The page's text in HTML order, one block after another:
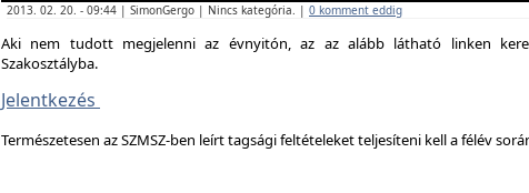
2013. 02. 20. - 09:44 | SimonGergo | Nincs kategória. | 0 komment eddig
Aki nem tudott megjelenni az évnyitón, az az alább látható linken
Szakosztályba.
Jelentkezés
Természetesen az SZMSZ-ben leírt tagsági feltételeket teljesíteni kell a félév